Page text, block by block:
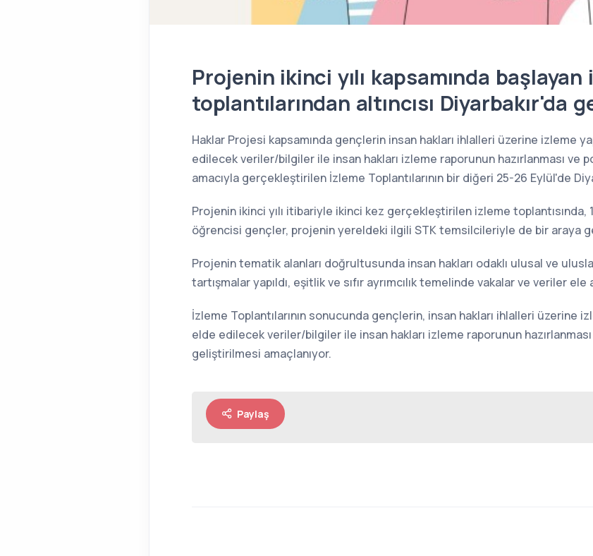
Projenin ikinci yılı kapsamında
toplantılarından altıncısı Diyarbakır'da
Haklar Projesi kapsamında gençlerin insan hakları ihlalleri üzerine izleme
edilecek veriler/bilgiler ile insan hakları izleme raporunun hazırlanması
amacıyla gerçekleştirilen İzleme Toplantılarının bir diğeri 25-26 Eylül'de
Projenin ikinci yılı itibariyle ikinci kez gerçekleştirilen izleme toplantısında,
öğrencisi gençler, projenin yereldeki ilgili STK temsilcileriyle de bir araya
Projenin tematik alanları doğrultusunda insan hakları odaklı ulusal ve
tartışmalar yapıldı, eşitlik ve sıfır ayrımcılık temelinde vakalar ve veriler ele
İzleme Toplantılarının sonucunda gençlerin, insan hakları ihlalleri üzerine
elde edilecek veriler/bilgiler ile insan hakları izleme raporunun
geliştirilmesi amaçlanıyor.
Paylaş